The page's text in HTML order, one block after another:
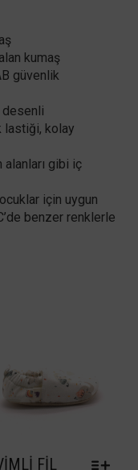
kumaş
güvenlik
desenli
lastiği, kolay
alanları gibi iç
için uygun
benzer renklerle
FIL